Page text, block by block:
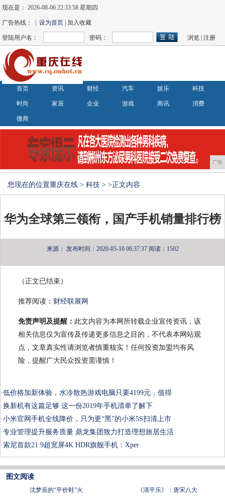
现在是：2026-08-06 22:33:58 星期四
广告热线： |设为首页 | 加入收藏
登陆用户名： 密码： 浏览 |注册
首页 资讯 财经 汽车 娱乐 科技
时尚 家居 企业 游戏 商讯 消费
微商
广告
您现在的位置重庆在线 > 科技 > >正文内容
华为全球第三领衔，国产手机销量排行榜
来源： 发布时间：2020-05-10 06:37:37 阅读：1502
（正文已结束）
推荐阅读： 财经联展网
免责声明及提醒： 此文内容为本网所转载企业宣传资讯，该
相关信息仅为宣传及传递更多信息之目的，不代表本网站观
点，文章真实性请浏览者慎重核实！任何投资加盟均有风
险，提醒广大民众投资需谨慎！
·低价格加新体验，水冷散热游戏电脑只要4199元，值得
·换新机有这篇足够 这一份2019年手机清单了解下
·小米官网手机全线降价，只为更“黑”的小米5S扫清上市
·专业管理提升服务质量 鼎龙集团致力打造理想旅居生活
·索尼首款21:9超宽屏4K HDR旗舰手机：Xper
图文阅读
沈梦辰的“平价鞋”火
《清平乐》：唐宋八大